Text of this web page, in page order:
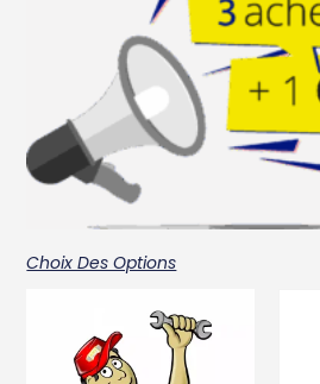
Choix Des Options